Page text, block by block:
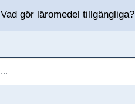
Vad gör läromedel tillgängliga?